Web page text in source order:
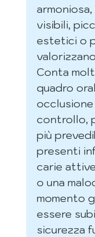
visibili,
estetici o
Conta
quadro
controllo,
più
presenti
carie
o una
momento
essere
sicurezza